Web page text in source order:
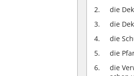
die
die
die
die
die